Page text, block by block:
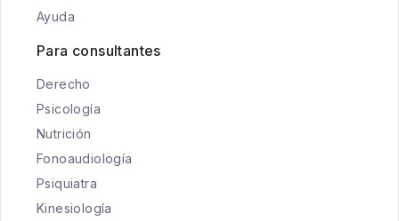
Ayuda
Para consultantes
Derecho
Psicología
Nutrición
Fonoaudiología
Psiquiatra
Kinesiología